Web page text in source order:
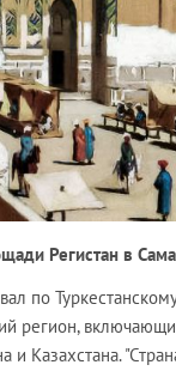
Регистан в
по
регион,
и Казахстана.